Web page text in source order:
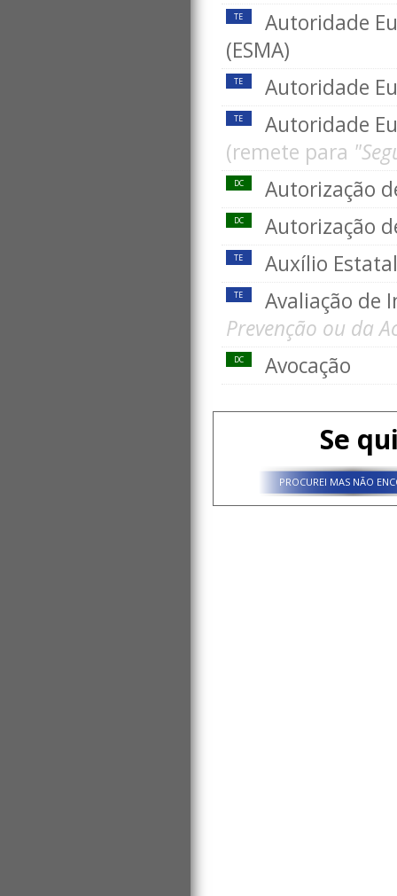
TE
Autoridade
(ESMA)
TE Autoridade
TE
Autoridade
(remete para
DC Autorização
DC Autorização
TE Auxílio Estatal
TE
Avaliação de
Prevenção ou da
DC Avocação
Se
PROCUREI MAS NÃO